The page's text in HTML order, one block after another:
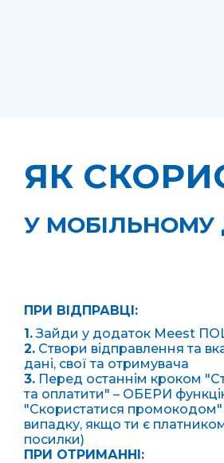
ЯК
У МОБІЛЬНОМУ
ПРИ ВІДПРАВЦІ:
1.Зайди у додаток Meest
2. Створи відправлення та
дані, свої та отримувача
3. Перед останнім кроком
та оплатити" – ОБЕРИ
"Скористатися промокодом"
випадку, якщо ти є
посилки)
ПРИ ОТРИМАННІ: